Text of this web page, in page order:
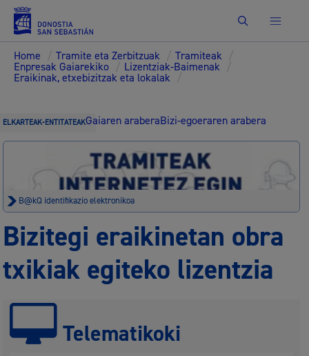
Bilatu
Home / Tramite eta Zerbitzuak / Tramiteak /
Enpresak Gaiarekiko / Lizentziak-Baimenak /
Eraikinak, etxebizitzak eta lokalak /
ELKARTEAK-ENTITATEAKGaiaren araberaBizi-egoeraren arabera
B@kQ identifikazio elektronikoa
Bizitegi eraikinetan obra
txikiak egiteko lizentzia
Telematikoki